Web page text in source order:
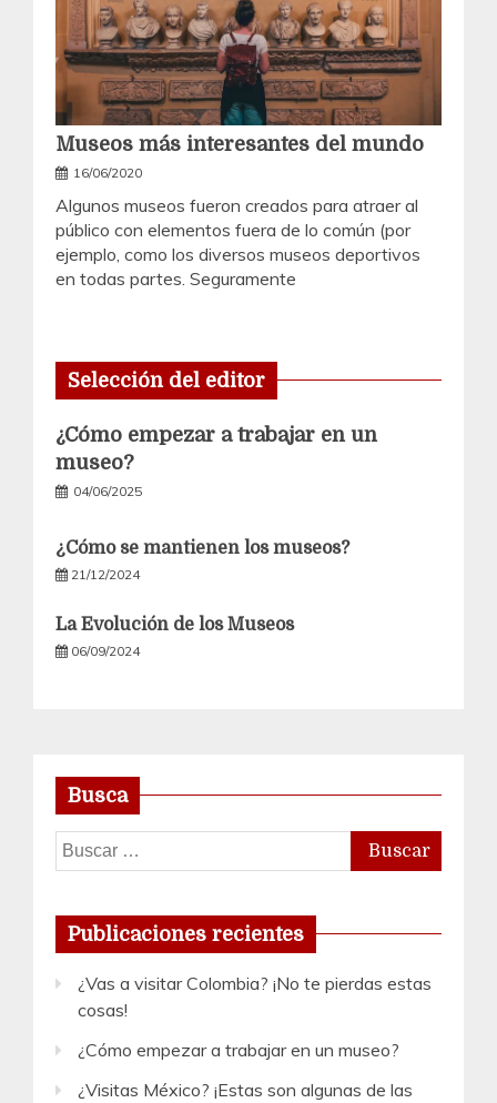
Museos más interesantes del mundo
16/06/2020
Algunos museos fueron creados para atraer al
público con elementos fuera de lo común (por
ejemplo, como los diversos museos deportivos
en todas partes. Seguramente
Selección del editor
¿Cómo empezar a trabajar en un
museo?
04/06/2025
¿Cómo se mantienen los museos?
21/12/2024
La Evolución de los Museos
06/09/2024
Busca
Buscar:
Publicaciones recientes
¿Vas a visitar Colombia? ¡No te pierdas estas
cosas!
¿Cómo empezar a trabajar en un museo?
¿Visitas México? ¡Estas son algunas de las